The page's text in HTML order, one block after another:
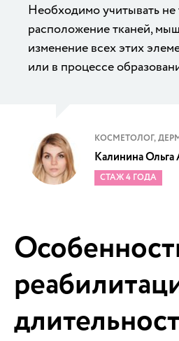
Необходимо учитывать
расположение тканей,
изменение всех этих
или в процессе
КОСМЕТОЛОГ,
Калинина Ольга
СТАЖ 4 ГОДА